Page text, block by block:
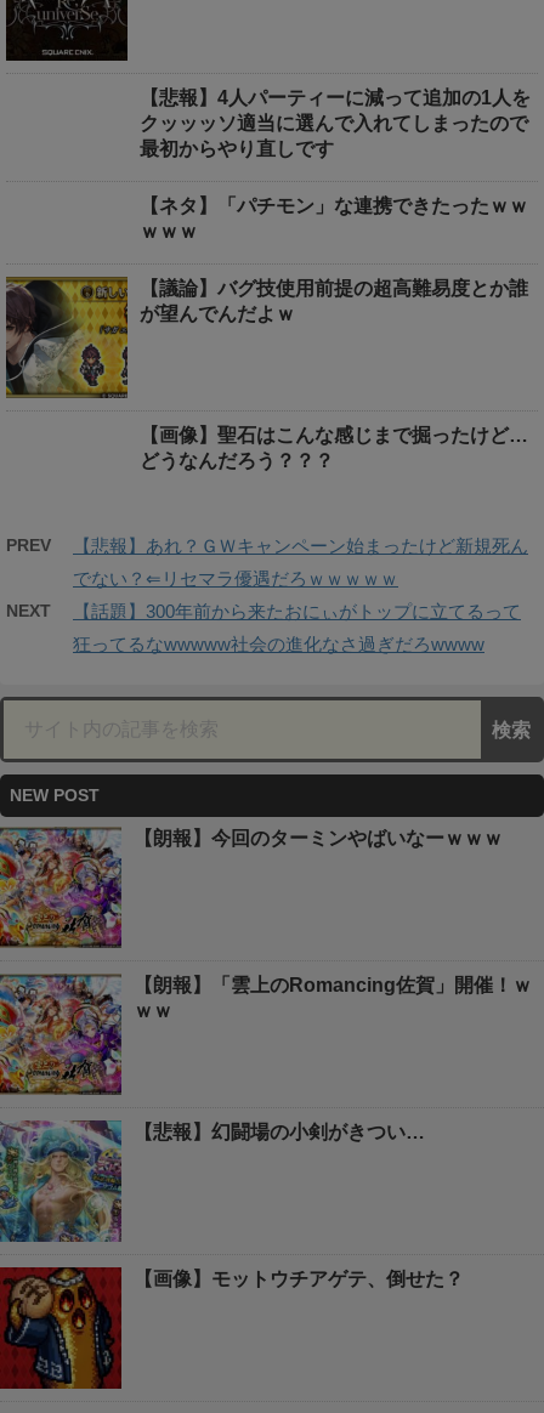
【悲報】4人パーティーに減って追加の1人を
クッッッソ適当に選んで入れてしまったので
最初からやり直しです
【ネタ】「パチモン」な連携できたったｗｗ
ｗｗｗ
【議論】バグ技使用前提の超高難易度とか誰
が望んでんだよｗ
【画像】聖石はこんな感じまで掘ったけど…
どうなんだろう？？？
PREV
【悲報】あれ？ＧＷキャンペーン始まったけど新規死ん
でない？⇐リセマラ優遇だろｗｗｗｗｗ
NEXT
【話題】300年前から来たおにぃがトップに立てるって
狂ってるなwwwww社会の進化なさ過ぎだろwwww
NEW POST
【朗報】今回のターミンやばいなーｗｗｗ
【朗報】「雲上のRomancing佐賀」開催！ｗ
ｗｗ
【悲報】幻闘場の小剣がきつい…
【画像】モットウチアゲテ、倒せた？